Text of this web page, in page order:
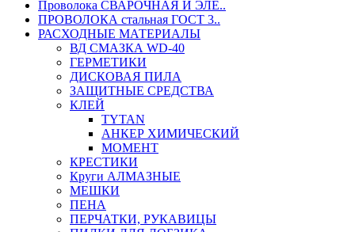
Проволока СВАРОЧНАЯ И ЭЛЕ..
ПРОВОЛОКА стальная ГОСТ 3..
РАСХОДНЫЕ МАТЕРИАЛЫ
ВД СМАЗКА WD-40
ГЕРМЕТИКИ
ДИСКОВАЯ ПИЛА
ЗАЩИТНЫЕ СРЕДСТВА
КЛЕЙ
TYTAN
АНКЕР ХИМИЧЕСКИЙ
МОМЕНТ
КРЕСТИКИ
Круги АЛМАЗНЫЕ
МЕШКИ
ПЕНА
ПЕРЧАТКИ, РУКАВИЦЫ